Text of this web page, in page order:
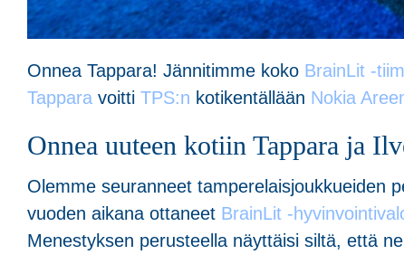
Onnea Tappara! Jännitimme koko BrainLit -
Tappara voitti TPS:n kotikentällään Nokia
Onnea uuteen kotiin Tappara ja
Olemme seuranneet tamperelaisjoukkueiden
vuoden aikana ottaneet BrainLit -
Menestyksen perusteella näyttäisi siltä, että